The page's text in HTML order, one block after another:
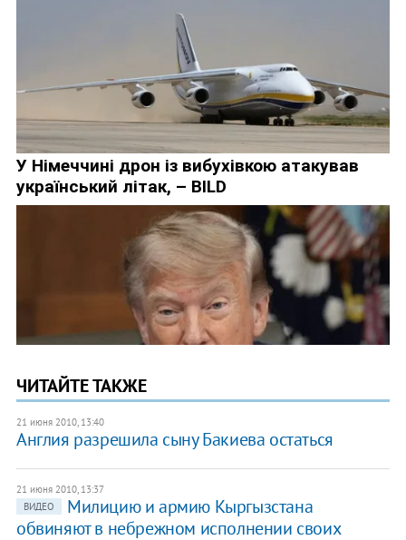
ЧИТАЙТЕ ТАКЖЕ
21 июня 2010, 13:40
Англия разрешила сыну Бакиева остаться
21 июня 2010, 13:37
ВИДЕО
Милицию и армию Кыргызстана
обвиняют в небрежном исполнении своих